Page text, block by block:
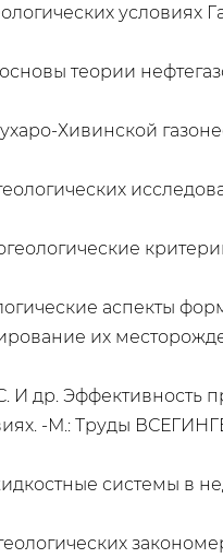
условиях
теории
Хивинской
аспекты
их
И др.
-М.: Труды
системы в